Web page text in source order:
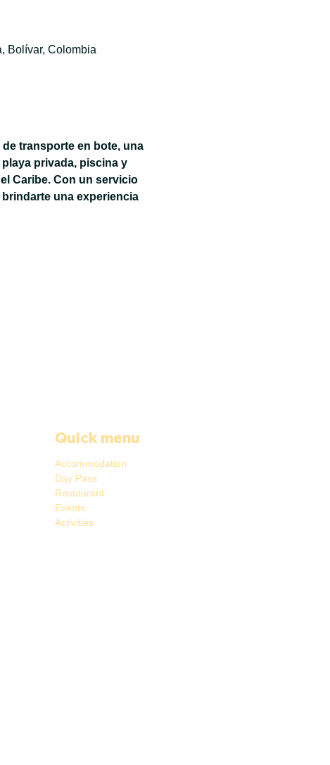
Bolívar, Colombia
transporte en bote, una
privada, piscina y
Caribe. Con un servicio
una experiencia
Quick menu
Accommodation
Day Pass
Restaurant
Events
Activities